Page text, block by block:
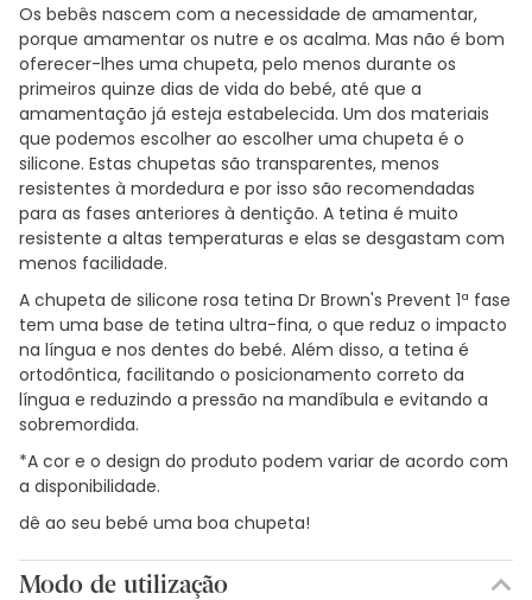
Os bebês nascem com a necessidade de amamentar,
porque amamentar os nutre e os acalma. Mas não é bom
oferecer-lhes uma chupeta, pelo menos durante os
primeiros quinze dias de vida do bebé, até que a
amamentação já esteja estabelecida. Um dos materiais
que podemos escolher ao escolher uma chupeta é o
silicone. Estas chupetas são transparentes, menos
resistentes à mordedura e por isso são recomendadas
para as fases anteriores à dentição. A tetina é muito
resistente a altas temperaturas e elas se desgastam com
menos facilidade.
A chupeta de silicone rosa tetina Dr Brown's Prevent 1ª fase
tem uma base de tetina ultra-fina, o que reduz o impacto
na língua e nos dentes do bebé. Além disso, a tetina é
ortodôntica, facilitando o posicionamento correto da
língua e reduzindo a pressão na mandíbula e evitando a
sobremordida.
*A cor e o design do produto podem variar de acordo com
a disponibilidade.
dê ao seu bebé uma boa chupeta!
Modo de utilização